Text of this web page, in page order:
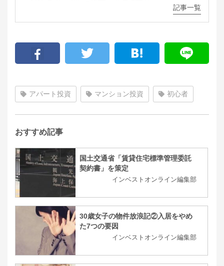
記事一覧
アパート投資 マンション投資 初心者
おすすめ記事
国土交通省「賃貸住宅標準管理委託
契約書」を策定
インベストオンライン編集部
30歳女子の物件放浪記②入居をやめ
た7つの要因
インベストオンライン編集部